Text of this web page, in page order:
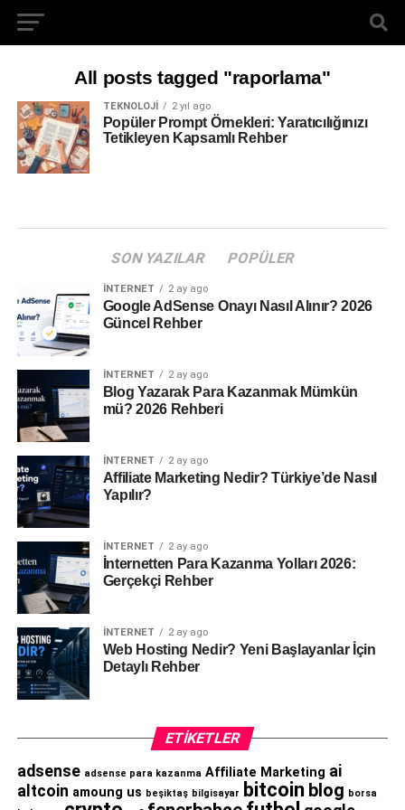
All posts tagged "raporlama"
TEKNOLOJI 2 yıl ago
Popüler Prompt Örnekleri: Yaratıcılığınızı
Tetikleyen Kapsamlı Rehber
SON YAZILAR POPÜLER
İNTERNET 2 ay ago
Google AdSense Onayı Nasıl Alınır? 2026
Güncel Rehber
İNTERNET 2 ay ago
Blog Yazarak Para Kazanmak Mümkün
mü? 2026 Rehberi
İNTERNET 2 ay ago
Affiliate Marketing Nedir? Türkiye’de Nasıl
Yapılır?
İNTERNET 2 ay ago
İnternetten Para Kazanma Yolları 2026:
Gerçekçi Rehber
İNTERNET 2 ay ago
Web Hosting Nedir? Yeni Başlayanlar İçin
Detaylı Rehber
ETIKETLER
adsense adsense para kazanma Affiliate Marketing ai
altcoin amoung us beşiktaş bilgisayar bitcoin blog borsa